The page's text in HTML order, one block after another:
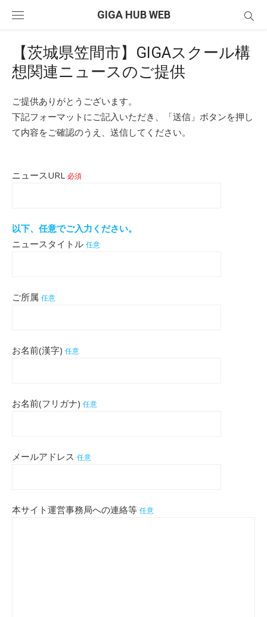
GIGA HUB WEB
【茨城県笠間市】GIGAスクール構
想関連ニュースのご提供
ご提供ありがとうございます。
下記フォーマットにご記入いただき、「送信」ボタンを押し
て内容をご確認のうえ、送信してください。
ニュースURL 必須
以下、任意でご入力ください。
ニュースタイトル 任意
ご所属 任意
お名前(漢字) 任意
お名前(フリガナ) 任意
メールアドレス 任意
本サイト運営事務局への連絡等 任意